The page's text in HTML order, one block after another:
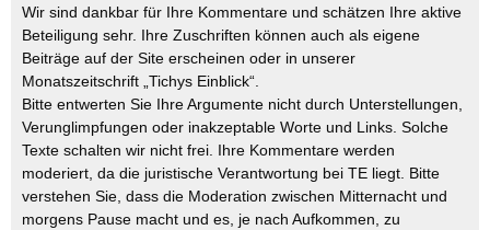
Wir sind dankbar für Ihre Kommentare und schätzen Ihre aktive
Beteiligung sehr. Ihre Zuschriften können auch als eigene
Beiträge auf der Site erscheinen oder in unserer
Monatszeitschrift „Tichys Einblick“.
Bitte entwerten Sie Ihre Argumente nicht durch Unterstellungen,
Verunglimpfungen oder inakzeptable Worte und Links. Solche
Texte schalten wir nicht frei. Ihre Kommentare werden
moderiert, da die juristische Verantwortung bei TE liegt. Bitte
verstehen Sie, dass die Moderation zwischen Mitternacht und
morgens Pause macht und es, je nach Aufkommen, zu